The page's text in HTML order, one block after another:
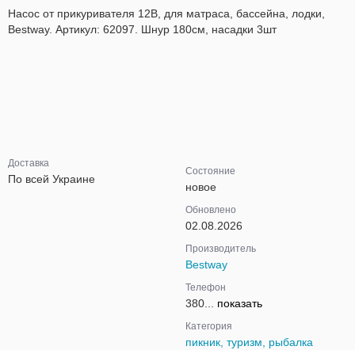
Насос от прикуривателя 12В, для матраса, бассейна, лодки,
Bestway. Артикул: 62097. Шнур 180см, насадки 3шт
Доставка
По всей Украине
Состояние
новое
Обновлено
02.08.2026
Производитель
Bestway
Телефон
380... показать
Категория
пикник, туризм, рыбалка